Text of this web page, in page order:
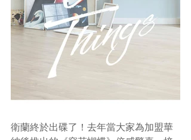
衛蘭終於出碟了！去年當大家為加盟華